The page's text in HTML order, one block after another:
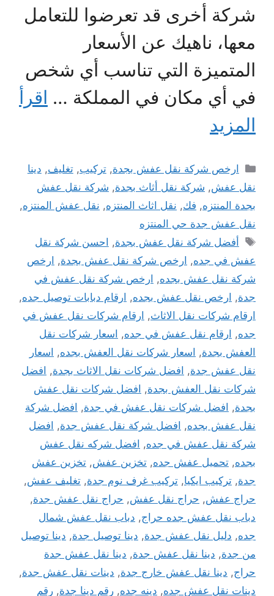
شركة أخرى قد تعرضوا للتعامل
معها، ناهيك عن الأسعار
المتميزة التي تناسب أي شخص
في أي مكان في المملكة … اقرأ
المزيد
التصنيفات
ارخص شركة نقل عفش بجدة,تركيب,تغليف, دينا
نقل عفش, شركة نقل أثاث بجدة, شركة نقل عفش
بجدة المنتزه, فك, نقل اثاث المنتزه, نقل عفش المنتزه,
نقل عفش جدة حي المنتزه
الوسوم
أفضل شركة نقل عفش بجدة, احسن شركة نقل
عفش في جده, ارخص شركة نقل عفش بجدة, ارخص
شركة نقل عفش بجده, ارخص شركة نقل عفش في
جدة, ارخص نقل عفش بجده, ارقام دبابات توصيل جده,
ارقام شركات نقل الاثاث, ارقام شركات نقل عفش في
جده, ارقام نقل عفش في جده, اسعار شركات نقل
العفش بجدة, اسعار شركات نقل العفش بجده, اسعار
نقل عفش جدة, افضل شركات نقل الاثاث بجدة, افضل
شركات نقل العفش بجدة, افضل شركات نقل عفش
بجدة, افضل شركات نقل عفش في جدة, افضل شركة
نقل عفش بجده, افضل شركة نقل عفش جدة, افضل
شركة نقل عفش في جده, افضل شركه نقل عفش
بجده, تحميل عفش جده, تخزين عفش, تخزين عفش
جدة, تركيب ايكيا, تركيب غرف نوم جدة, تغليف عفش,
حراج عفش, حراج نقل عفش, حراج نقل عفش جدة,
دباب نقل عفش جده حراج, دباب نقل عفش شمال
جده, دليل نقل عفش جدة, دينا توصيل جدة, دينا توصيل
من جدة, دينا نقل عفش جدة, دينا نقل عفش جدة
حراج, دينا نقل عفش خارج جدة, دينات نقل عفش جدة,
دينات نقل عفش جده, دينه جده, رقم دينا جدة, رقم